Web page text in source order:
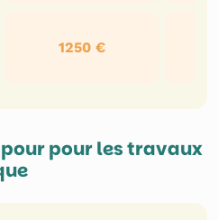
1250 €
pour les travaux